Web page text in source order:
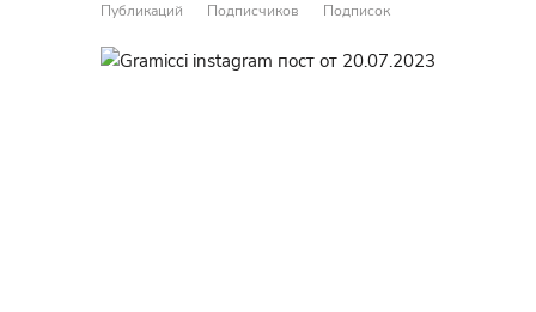
Публикаций Подписчиков Подписок